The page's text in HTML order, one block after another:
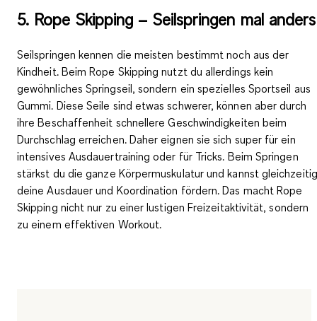
5. Rope Skipping – Seilspringen mal anders
Seilspringen kennen die meisten bestimmt noch aus der
Kindheit. Beim Rope Skipping nutzt du allerdings kein
gewöhnliches Springseil, sondern ein spezielles Sportseil aus
Gummi. Diese Seile sind etwas schwerer, können aber durch
ihre Beschaffenheit schnellere Geschwindigkeiten beim
Durchschlag erreichen. Daher eignen sie sich super für ein
intensives Ausdauertraining oder für Tricks. Beim Springen
stärkst du die ganze Körpermuskulatur und kannst gleichzeitig
deine Ausdauer und Koordination fördern. Das macht Rope
Skipping nicht nur zu einer lustigen Freizeitaktivität, sondern
zu einem effektiven Workout.